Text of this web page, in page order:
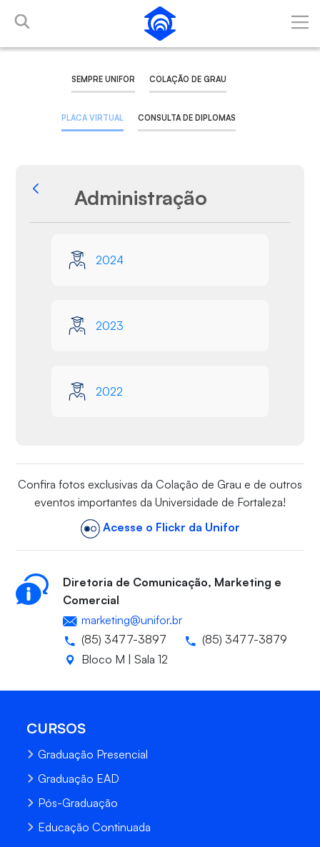
Pular para o Conteúdo principal
SEMPRE UNIFOR COLAÇÃO DE GRAU
PLACA VIRTUAL CONSULTA DE DIPLOMAS
Voltar
Administração
2024
2023
2022
Confira fotos exclusivas da Colação de Grau e de outros
eventos importantes da Universidade de Fortaleza!
Acesse o Flickr da Unifor
Diretoria de Comunicação, Marketing e
Comercial
marketing@unifor.br
(85) 3477-3897
(85) 3477-3879
Bloco M | Sala 12
CURSOS
Graduação Presencial
Graduação EAD
Pós-Graduação
Educação Continuada